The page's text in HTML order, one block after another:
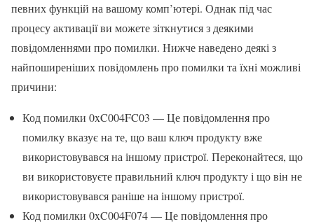
певних функцій на вашому комп’ютері. Однак під час
процесу активації ви можете зіткнутися з деякими
повідомленнями про помилки. Нижче наведено деякі з
найпоширеніших повідомлень про помилки та їхні можливі
причини:
Код помилки 0xC004FC03 — Це повідомлення про
помилку вказує на те, що ваш ключ продукту вже
використовувався на іншому пристрої. Переконайтеся, що
ви використовуєте правильний ключ продукту і що він не
використовувався раніше на іншому пристрої.
Код помилки 0xC004F074 — Це повідомлення про